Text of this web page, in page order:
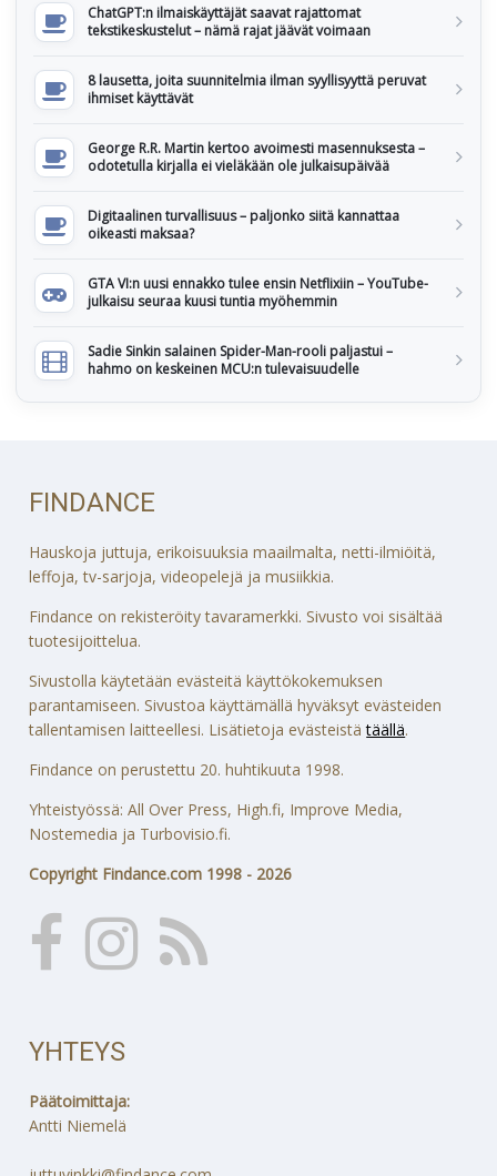
ChatGPT:n ilmaiskäyttäjät saavat rajattomat
tekstikeskustelut – nämä rajat jäävät voimaan
8 lausetta, joita suunnitelmia ilman syyllisyyttä peruvat
ihmiset käyttävät
George R.R. Martin kertoo avoimesti masennuksesta –
odotetulla kirjalla ei vieläkään ole julkaisupäivää
Digitaalinen turvallisuus – paljonko siitä kannattaa
oikeasti maksaa?
GTA VI:n uusi ennakko tulee ensin Netflixiin – YouTube-
julkaisu seuraa kuusi tuntia myöhemmin
Sadie Sinkin salainen Spider-Man-rooli paljastui –
hahmo on keskeinen MCU:n tulevaisuudelle
FINDANCE
Hauskoja juttuja, erikoisuuksia maailmalta, netti-ilmiöitä,
leffoja, tv-sarjoja, videopelejä ja musiikkia.
Findance on rekisteröity tavaramerkki. Sivusto voi sisältää
tuotesijoittelua.
Sivustolla käytetään evästeitä käyttökokemuksen
parantamiseen. Sivustoa käyttämällä hyväksyt evästeiden
tallentamisen laitteellesi. Lisätietoja evästeistätäällä.
Findance on perustettu 20. huhtikuuta 1998.
Yhteistyössä: All Over Press, High.fi, Improve Media,
Nostemedia ja Turbovisio.fi.
Copyright Findance.com 1998 - 2026
YHTEYS
Päätoimittaja:
Antti Niemelä